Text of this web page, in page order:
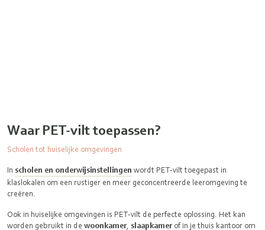
Waar PET-vilt toepassen?
Scholen tot huiselijke omgevingen
In scholen en onderwijsinstellingen wordt PET-vilt toegepast in
klaslokalen om een rustiger en meer geconcentreerde leeromgeving te
creëren.
Ook in huiselijke omgevingen is PET-vilt de perfecte oplossing. Het kan
worden gebruikt in de woonkamer, slaapkamerof in je thuis kantoor om